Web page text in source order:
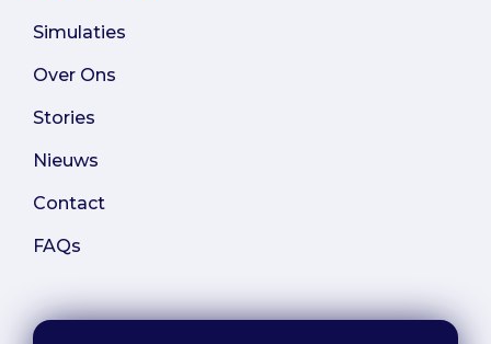
Simulaties
Over Ons
Stories
Nieuws
Contact
FAQs